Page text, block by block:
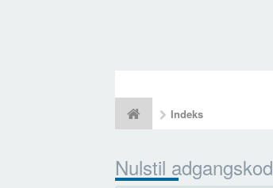
Indeks
Nulstil